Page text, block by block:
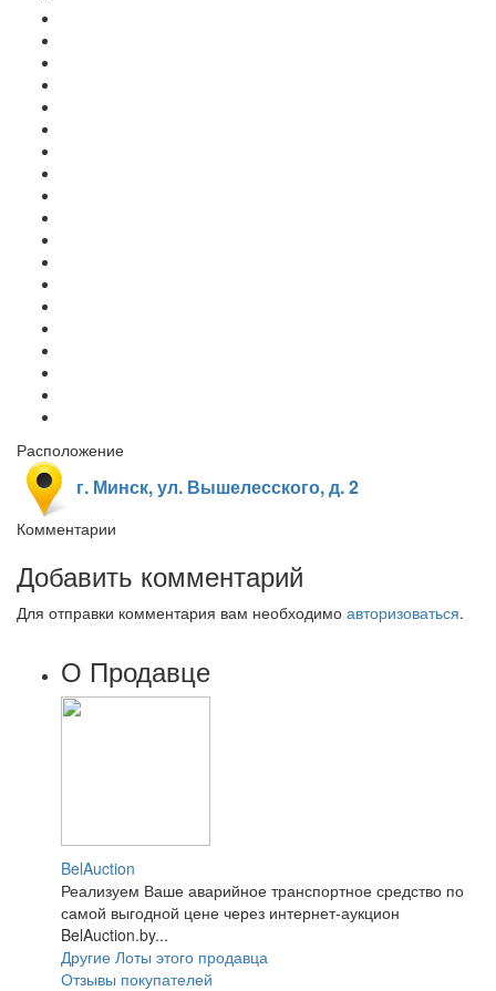
Расположение
г. Минск, ул. Вышелесского, д. 2
Комментарии
Добавить комментарий
Для отправки комментария вам необходимо авторизоваться.
О Продавце
BelAuction
Реализуем Ваше аварийное транспортное средство по
самой выгодной цене через интернет-аукцион
BelAuction.by...
Другие Лоты этого продавца
Отзывы покупателей